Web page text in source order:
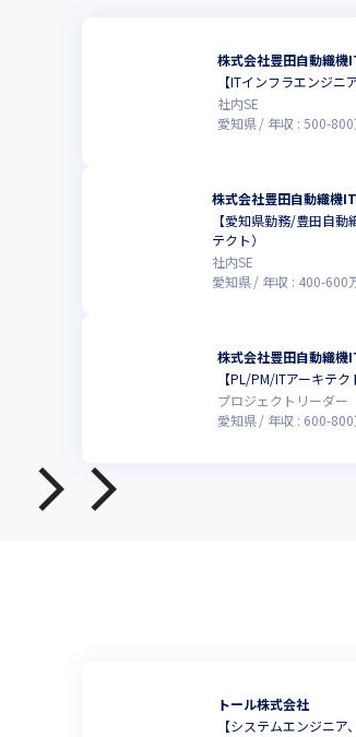
株式会社豊田自動織機
【ITインフラエンジ
社内SE
愛知県
年収 : 500-800
株式会社豊田自動織機
【愛知県勤務/豊田自
テクト）
社内SE
愛知県
年収 : 400-600
株式会社豊田自動織機
【PL/PM/ITアーキテ
プロジェクトリーダー
愛知県
年収 : 600-800
トール株式会社
【システムエンジニ